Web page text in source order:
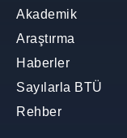
Akademik
Araştırma
Haberler
Sayılarla BTÜ
Rehber